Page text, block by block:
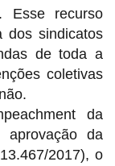
Esse recurso
dos sindicatos
de toda a
coletivas
da
da
2017), o